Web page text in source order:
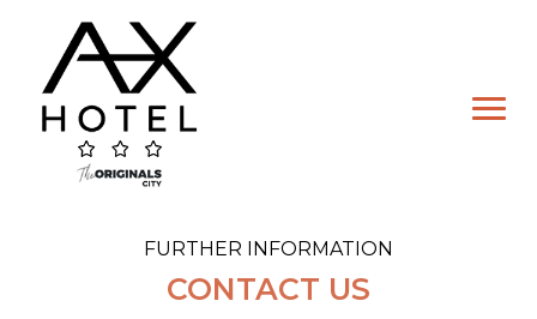
content
FURTHER INFORMATION
CONTACT US